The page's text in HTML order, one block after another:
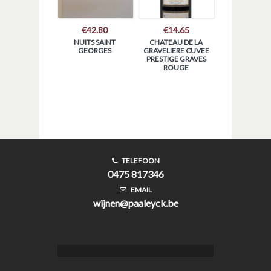
€42.80
NUITS SAINT
GEORGES
€14.65
CHATEAU DE LA
GRAVELIERE CUVEE
PRESTIGE GRAVES
ROUGE
TELEFOON
0475 817346
EMAIL
wijnen@paaleyck.be